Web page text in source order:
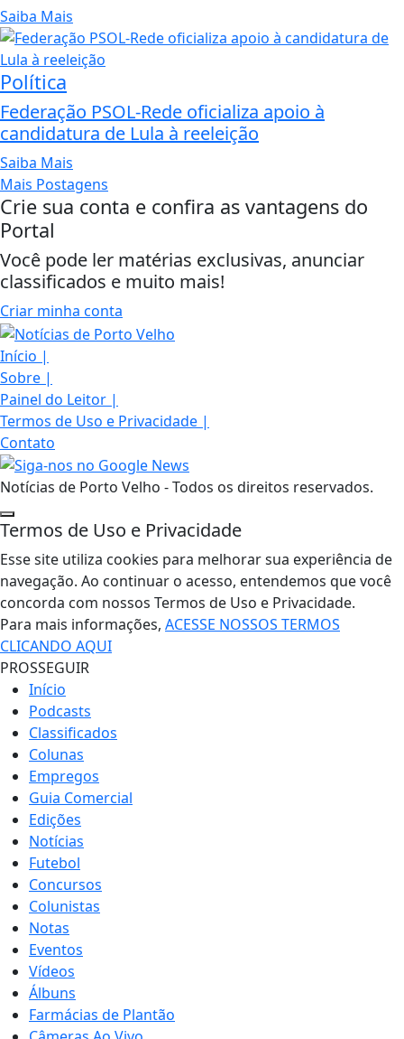
Saiba Mais
Política
Federação PSOL-Rede oficializa apoio à
candidatura de Lula à reeleição
Saiba Mais
Mais Postagens
Crie sua conta e confira as vantagens do
Portal
Você pode ler matérias exclusivas, anunciar
classificados e muito mais!
Criar minha conta
Início |
Sobre |
Painel do Leitor |
Termos de Uso e Privacidade |
Contato
Notícias de Porto Velho - Todos os direitos reservados.
Termos de Uso e Privacidade
Esse site utiliza cookies para melhorar sua experiência de
navegação. Ao continuar o acesso, entendemos que você
concorda com nossos Termos de Uso e Privacidade.
Para mais informações, ACESSE NOSSOS TERMOS
CLICANDO AQUI
PROSSEGUIR
Início
Podcasts
Classificados
Colunas
Empregos
Guia Comercial
Edições
Notícias
Futebol
Concursos
Colunistas
Notas
Eventos
Vídeos
Álbuns
Farmácias de Plantão